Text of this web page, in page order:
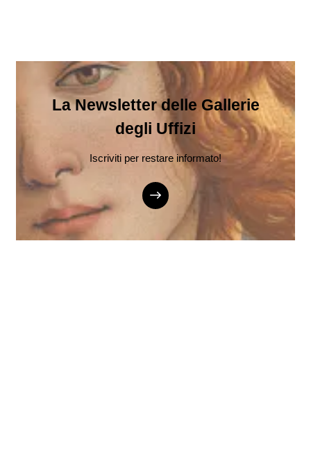
La Newsletter delle Gallerie
degli Uffizi
Iscriviti per restare informato!